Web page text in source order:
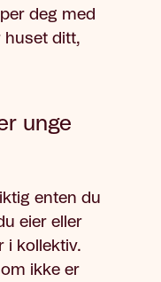
deg med
huset ditt,
unge
enten du
eier eller
i kollektiv.
ikke er